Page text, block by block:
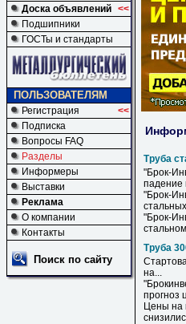
Доска объявлений <<
Подшипники
ГОСТы и стандарты
ПОЛЬЗОВАТЕЛЯМ
Регистрация
<<
Подписка
Вопросы FAQ
Разделы
Информеры
Выставки
Реклама
О компании
Контакты
Поиск по сайту
Труба
"Брок-
падение
"Брок-
стальных
"Брок-
стальном
Труба
на...
прогноз
Цены на